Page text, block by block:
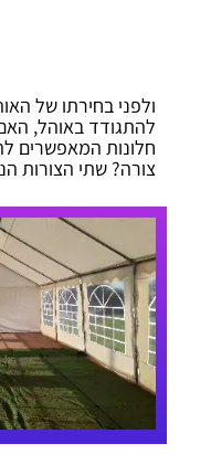
ולפני בחירתו של
להתגודד באוהל,
חלונות המאפשרים
צורה? שתי הצורות